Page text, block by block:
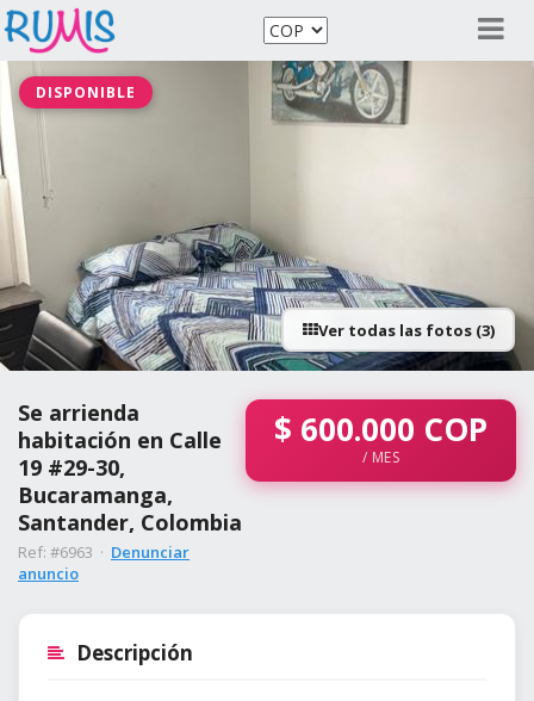
DISPONIBLE
Ver todas las fotos (3)
Se arrienda
habitación en Calle
19 #29-30,
Bucaramanga,
Santander, Colombia
Ref: #6963 · Denunciar
anuncio
$ 600.000 COP
/ MES
Descripción